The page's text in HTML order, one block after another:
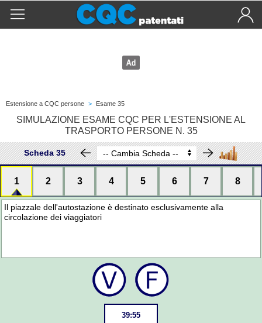
Estensione a CQC persone > Esame 35
SIMULAZIONE ESAME CQC PER L'ESTENSIONE AL
TRASPORTO PERSONE N. 35
Scheda 35
1 2 3 4 5 6 7 8
Il piazzale dell'autostazione è destinato esclusivamente alla
circolazione dei viaggiatori
39:55